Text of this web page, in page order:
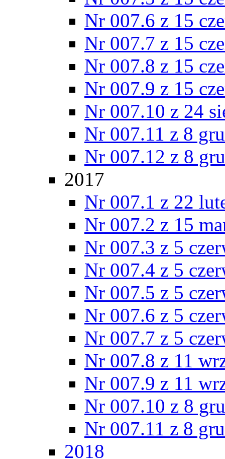
Nr 007.6 z 15
Nr 007.7 z 15
Nr 007.8 z 15
Nr 007.9 z 15
Nr 007.10 z 24
Nr 007.11 z 8
Nr 007.12 z 8
2017
Nr 007.1 z 22
Nr 007.2 z 15
Nr 007.3 z 5
Nr 007.4 z 5
Nr 007.5 z 5
Nr 007.6 z 5
Nr 007.7 z 5
Nr 007.8 z 11
Nr 007.9 z 11
Nr 007.10 z 8
Nr 007.11 z 8
2018